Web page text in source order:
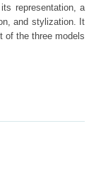
representation, a
and stylization. It
of the three models